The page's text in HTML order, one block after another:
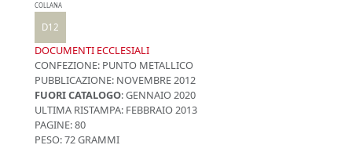
COLLANA
D12
DOCUMENTI ECCLESIALI
CONFEZIONE: PUNTO METALLICO
PUBBLICAZIONE: NOVEMBRE 2012
FUORI CATALOGO: GENNAIO 2020
ULTIMA RISTAMPA: FEBBRAIO 2013
PAGINE: 80
PESO: 72 GRAMMI